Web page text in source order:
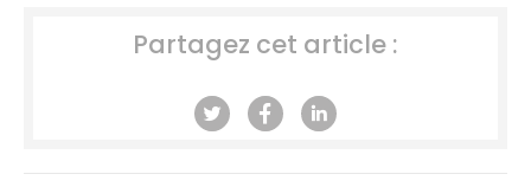
Partagez cet article :